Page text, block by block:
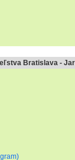
Bratislava -